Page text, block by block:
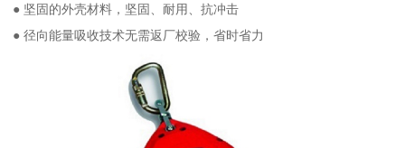
● 坚固的外壳材料，坚固、耐用、抗冲击
● 径向能量吸收技术无需返厂校验，省时省力